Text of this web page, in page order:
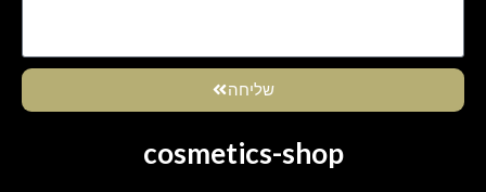
שליחה
cosmetics-shop